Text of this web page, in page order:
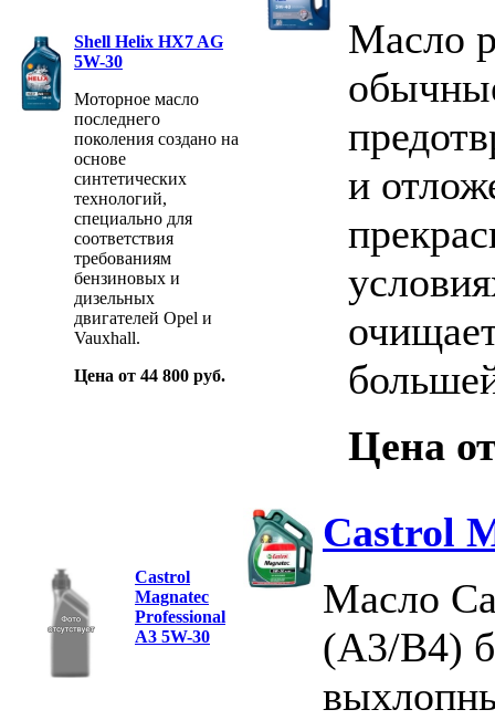
Shell Helix HX7 AG
5W-30
Моторное масло
последнего
поколения создано на
основе
синтетических
технологий,
специально для
соответствия
требованиям
бензиновых и
дизельных
двигателей Opel и
Vauxhall.
Цена от 44 800 руб.
Масло
и
Цена
Castrol
Magnatec
Professional
A3 5W-30
Castrol
Масло
(A3/B4)